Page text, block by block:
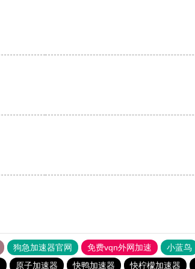
狗急加速器官网 免费vqn外网加速 小蓝鸟
原子加速器 快鸭加速器 快柠檬加速器